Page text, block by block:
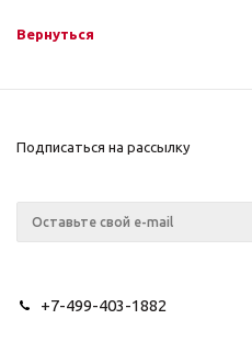
Вернуться
Подписаться на рассылку
+7-499-403-1882